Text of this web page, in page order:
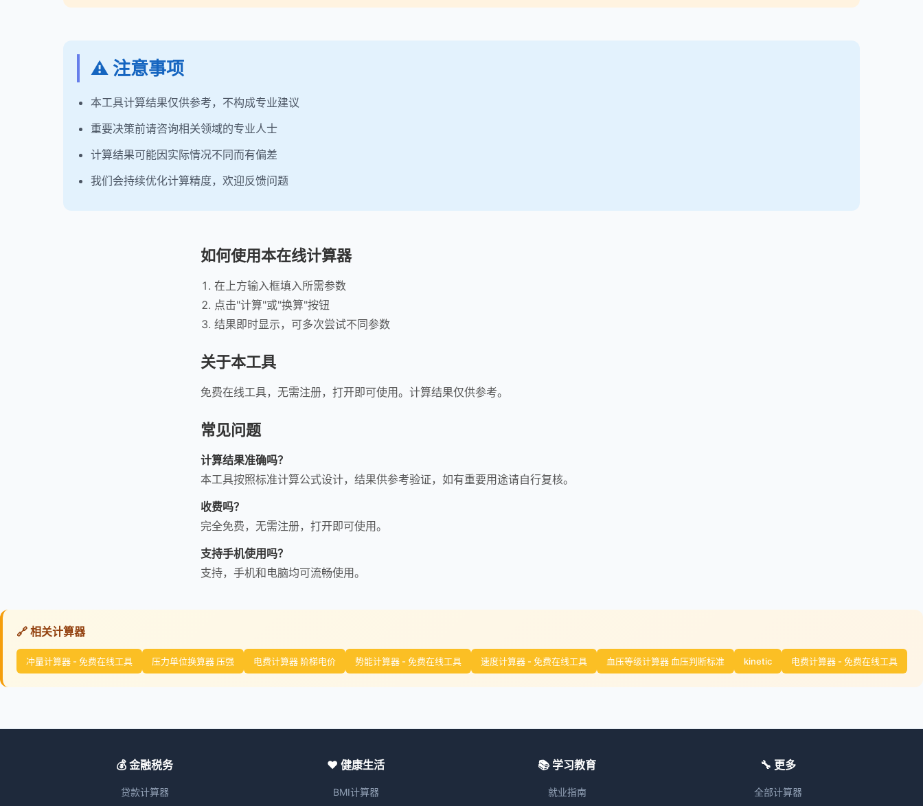
⚠️ 注意事项
本工具计算结果仅供参考，不构成专业建议
重要决策前请咨询相关领域的专业人士
计算结果可能因实际情况不同而有偏差
我们会持续优化计算精度，欢迎反馈问题
如何使用本在线计算器
在上方输入框填入所需参数
点击"计算"或"换算"按钮
结果即时显示，可多次尝试不同参数
关于本工具
免费在线工具，无需注册，打开即可使用。计算结果仅供参考。
常见问题
计算结果准确吗？
本工具按照标准计算公式设计，结果供参考验证，如有重要用途请自行复核。
收费吗？
完全免费，无需注册，打开即可使用。
支持手机使用吗？
支持，手机和电脑均可流畅使用。
🔗 相关计算器
冲量计算器 - 免费在线工具 压力单位换算器 压强 电费计算器 阶梯电价 势能计算器 - 免费在线工具 速度计算器 - 免费在线工具 血压等级计算器 血压判断标准 kinetic 电费计算器 - 免费在线工具
💰 金融税务
贷款计算器
❤️ 健康生活
BMI计算器
📚 学习教育
就业指南
🔧 更多
全部计算器